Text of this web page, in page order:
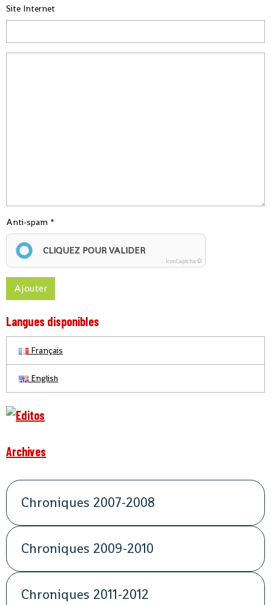
Site Internet
Anti-spam
CLIQUEZ POUR VALIDER
IconCaptcha ©
Ajouter
Langues disponibles
Français
English
Archives
Chroniques 2007-2008
Chroniques 2009-2010
Chroniques 2011-2012